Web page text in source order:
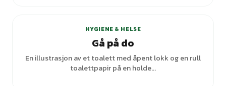
HYGIENE & HELSE
Gå på do
En illustrasjon av et toalett med åpent lokk og en rull
toalettpapir på en holde...